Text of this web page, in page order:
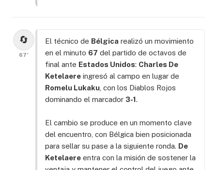
🔄
67'
El técnico de Bélgica realizó un movimiento
en el minuto 67 del partido de octavos de
final ante Estados Unidos: Charles De
Ketelaere ingresó al campo en lugar de
Romelu Lukaku, con los Diablos Rojos
dominando el marcador 3-1.
El cambio se produce en un momento clave
del encuentro, con Bélgica bien posicionada
para sellar su pase a la siguiente ronda. De
Ketelaere entra con la misión de sostener la